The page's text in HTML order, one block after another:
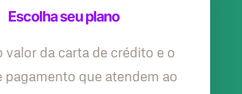
Escolha seu plano
valor da carta de crédito e o
pagamento que atendem ao